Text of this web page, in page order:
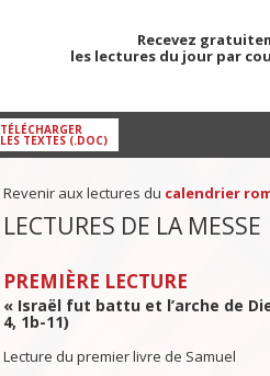
Recevez
les lectures du jour par
TÉLÉCHARGER
LES TEXTES (.DOC)
Revenir aux lectures du calendrier
LECTURES DE LA MESSE
PREMIÈRE LECTURE
« Israël fut battu et l’arche de
4, 1b-11)
Lecture du premier livre de Samuel